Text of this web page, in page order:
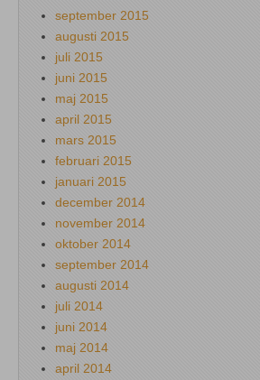
september 2015
augusti 2015
juli 2015
juni 2015
maj 2015
april 2015
mars 2015
februari 2015
januari 2015
december 2014
november 2014
oktober 2014
september 2014
augusti 2014
juli 2014
juni 2014
maj 2014
april 2014